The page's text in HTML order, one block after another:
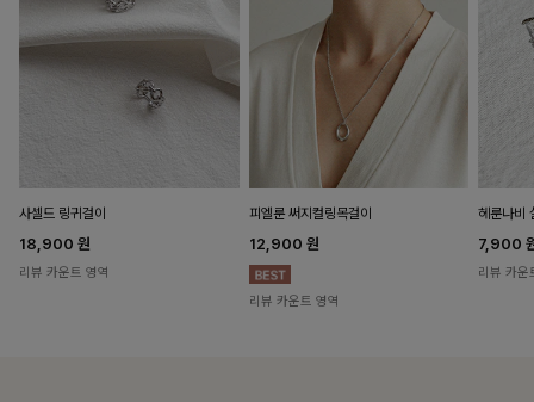
사셀드 링귀걸이
18,900 원
리뷰 카운트 영역
피엘룬 써지컬링목걸이
12,900 원
리뷰 카운트 영역
헤룬나비
7,900
리뷰 카운